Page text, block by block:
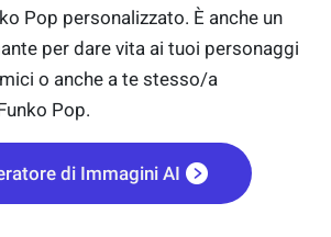
Pop personalizzato. È anche un
per dare vita ai tuoi personaggi
o anche a te stesso/a
Pop.
di Immagini AI